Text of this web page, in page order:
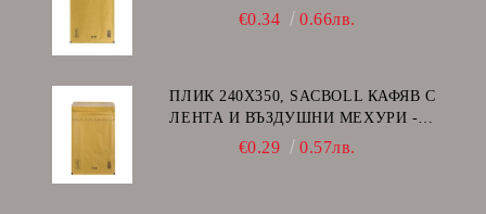
€0.34 0.66лв.
ПЛИК 240Х350, SACBOLL КАФЯВ С
ЛЕНТА И ВЪЗДУШНИ МЕХУРИ -
€0.29 0.57лв.